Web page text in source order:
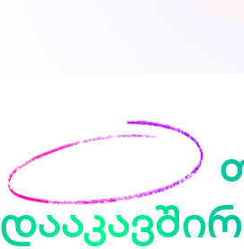
Discover